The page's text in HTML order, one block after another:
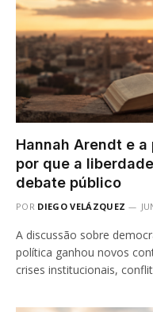
Hannah Arendt e
por que a
debate público
POR DIEGO VELÁZQUEZ
A discussão sobre
política ganhou novos
crises institucionais,